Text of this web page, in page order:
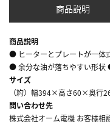
商品説明
商品説明
● ヒーターとプレートが一体
● 余分な油が落ちやすい形状
サイズ
（約）幅394×高さ60×奥行
問い合わせ先
株式会社オーム電機 お客様